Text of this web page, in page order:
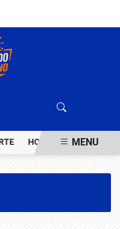
HOMEM INVESTIGADO POR
MENU